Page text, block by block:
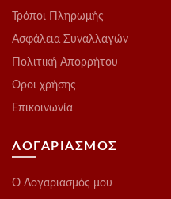
Τρόποι Πληρωμής
Ασφάλεια Συναλλαγών
Πολιτική Απορρήτου
Οροι χρήσης
Επικοινωνία
ΛΟΓΑΡΙΑΣΜΟΣ
O Λογαριασμός μου